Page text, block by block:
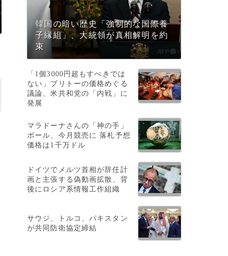
韓国の暗い歴史「強制的な国際養
子縁組」、大統領が真相解明を約
束
「1個3000円超もすべきでは
ない」ブリトーの価格めぐる
議論、米共和党の「内戦」に
発展
マラドーナさんの「神の手」
ボール、今月競売に 落札予想
価格は1千万ドル
ドイツでメルツ首相が辞任計
画と主張する偽動画拡散、背
後にロシア系情報工作組織
サウジ、トルコ、パキスタン
が共同防衛協定締結